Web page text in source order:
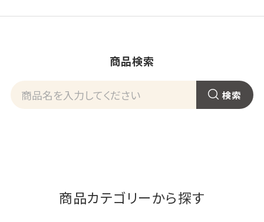
商品検索
商品カテゴリーから探す